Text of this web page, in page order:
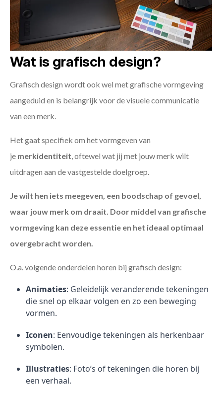
Wat is grafisch design?
Grafisch design wordt ook wel met grafische vormgeving
aangeduid en is belangrijk voor de visuele communicatie
van een merk.
Het gaat specifiek om het vormgeven van
je merkidentiteit , oftewel wat jij met jouw merk wilt
uitdragen aan de vastgestelde doelgroep.
Je wilt hen iets meegeven, een boodschap of gevoel,
waar jouw merk om draait. Door middel van grafische
vormgeving kan deze essentie en het ideaal optimaal
overgebracht worden.
O.a. volgende onderdelen horen bij grafisch design:
Animaties: Geleidelijk veranderende tekeningen
die snel op elkaar volgen en zo een beweging
vormen.
Iconen: Eenvoudige tekeningen als herkenbaar
symbolen.
Illustraties: Foto’s of tekeningen die horen bij
een verhaal.